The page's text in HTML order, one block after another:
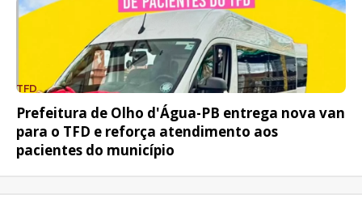
TFD
Prefeitura de Olho d'Água-PB entrega nova van
para o TFD e reforça atendimento aos
pacientes do município